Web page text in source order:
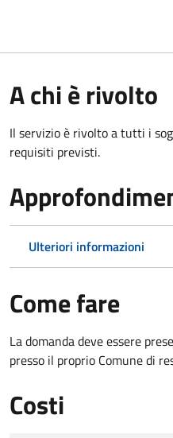
A chi è rivolto
Il servizio è rivolto a tutti i
requisiti previsti.
Ulteriori informazioni
Come fare
La domanda deve essere
presso il proprio Comune di
Costi